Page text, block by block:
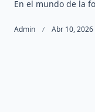
En el mundo de la
Admin Abr 10, 2026